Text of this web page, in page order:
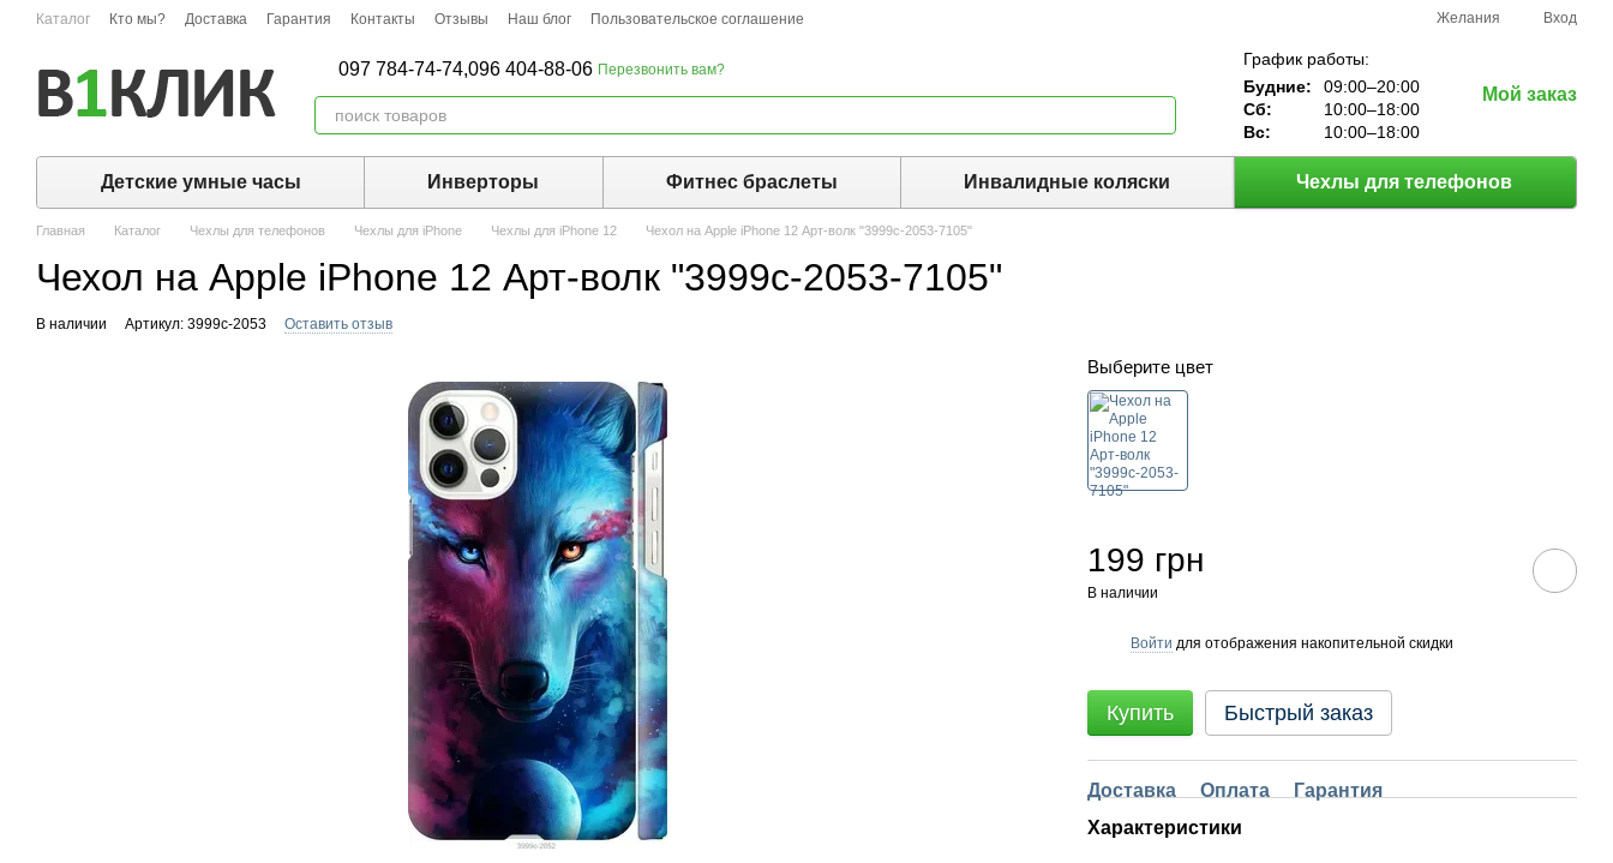
Перейти к основному контенту
Каталог Кто мы? Доставка Гарантия Контакты Отзывы Наш блог Пользовательское соглашение Желания Вход
097 784-74-74,096 404-88-06 Перезвонить вам?
График работы:
Будние:
09:00–20:00
Сб:
10:00–18:00
Вс:
10:00–18:00
Мой заказ
Детские умные часы Инверторы Фитнес браслеты Инвалидные коляски Чехлы для телефонов
Главная Каталог Чехлы для телефонов Чехлы для iPhone Чехлы для iPhone 12 Чехол на Apple iPhone 12 Арт-волк "3999c-2053-7105"
Чехол на Apple iPhone 12 Арт-волк "3999c-2053-7105"
В наличии Артикул: 3999c-2053 Оставить отзыв
Выберите цвет
199 грн
В наличии
Войти для отображения накопительной скидки
Купить Быстрый заказ
Доставка Оплата
Гарантия
Характеристики